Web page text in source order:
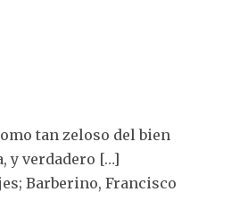
tan zeloso del bien
y verdadero […]
Barberino, Francisco